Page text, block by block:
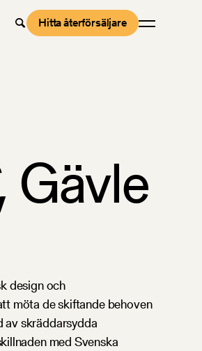
Hitta återförsäljare
design och
möta de skiftande behoven
av skräddarsydda
med Svenska